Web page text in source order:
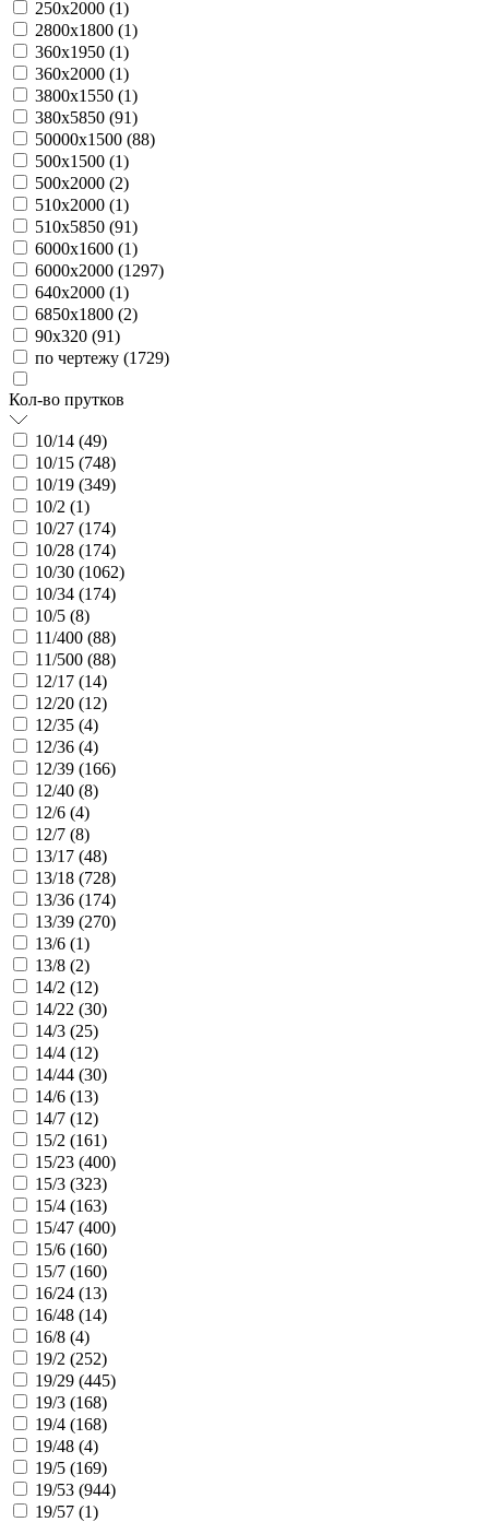
250х2000 (1)
2800х1800 (1)
360х1950 (1)
360х2000 (1)
3800х1550 (1)
380х5850 (91)
50000х1500 (88)
500х1500 (1)
500х2000 (2)
510х2000 (1)
510х5850 (91)
6000х1600 (1)
6000х2000 (1297)
640х2000 (1)
6850х1800 (2)
90х320 (91)
по чертежу (1729)
Кол-во прутков
10/14 (49)
10/15 (748)
10/19 (349)
10/2 (1)
10/27 (174)
10/28 (174)
10/30 (1062)
10/34 (174)
10/5 (8)
11/400 (88)
11/500 (88)
12/17 (14)
12/20 (12)
12/35 (4)
12/36 (4)
12/39 (166)
12/40 (8)
12/6 (4)
12/7 (8)
13/17 (48)
13/18 (728)
13/36 (174)
13/39 (270)
13/6 (1)
13/8 (2)
14/2 (12)
14/22 (30)
14/3 (25)
14/4 (12)
14/44 (30)
14/6 (13)
14/7 (12)
15/2 (161)
15/23 (400)
15/3 (323)
15/4 (163)
15/47 (400)
15/6 (160)
15/7 (160)
16/24 (13)
16/48 (14)
16/8 (4)
19/2 (252)
19/29 (445)
19/3 (168)
19/4 (168)
19/48 (4)
19/5 (169)
19/53 (944)
19/57 (1)